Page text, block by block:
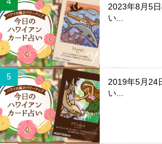
2023年8月5
い...
2019年5月24
い...